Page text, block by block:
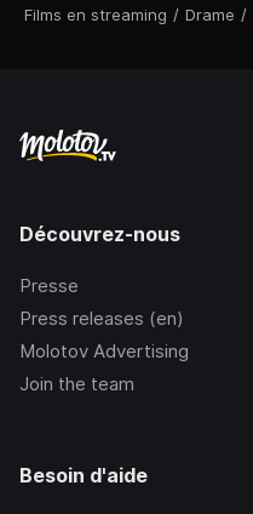
Films en streaming / Drame /
Découvrez-nous
Presse
Press releases (en)
Molotov Advertising
Join the team
Besoin d'aide